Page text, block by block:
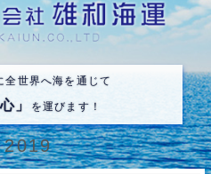
全世界へ海を通じて
」 を運びます！